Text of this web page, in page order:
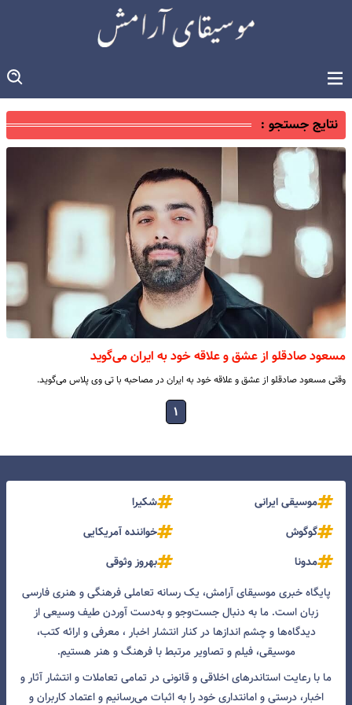
نتایج جستجو :
مسعود صادقلو از عشق و علاقه خود به ایران می‌گوید
وقتی مسعود صادقلو از عشق و علاقه خود به ایران در مصاحبه با تی وی پلاس می‌گوید.
۱
موسیقی ایرانی
شکیرا
گوگوش
خواننده آمریکایی
مدونا
بهروز وثوقی
پایگاه خبری موسیقای آرامش، یک رسانه تعاملی فرهنگی و هنری فارسی
زبان است. ما به دنبال جست‌و‌جو و به‌دست آوردن طیف وسیعی از
دیدگاه‌ها و چشم انداز‌ها در کنار انتشار اخبار ، معرفی و ارائه کتب،
موسیقی، فیلم و تصاویر مرتبط با فرهنگ و هنر هستیم.
ما با رعایت استاندرهای اخلاقی و قانونی در تمامی تعاملات و انتشار آثار و
اخبار، درستی و امانتداری خود را به اثبات می‌رسانیم و اعتماد کاربران و